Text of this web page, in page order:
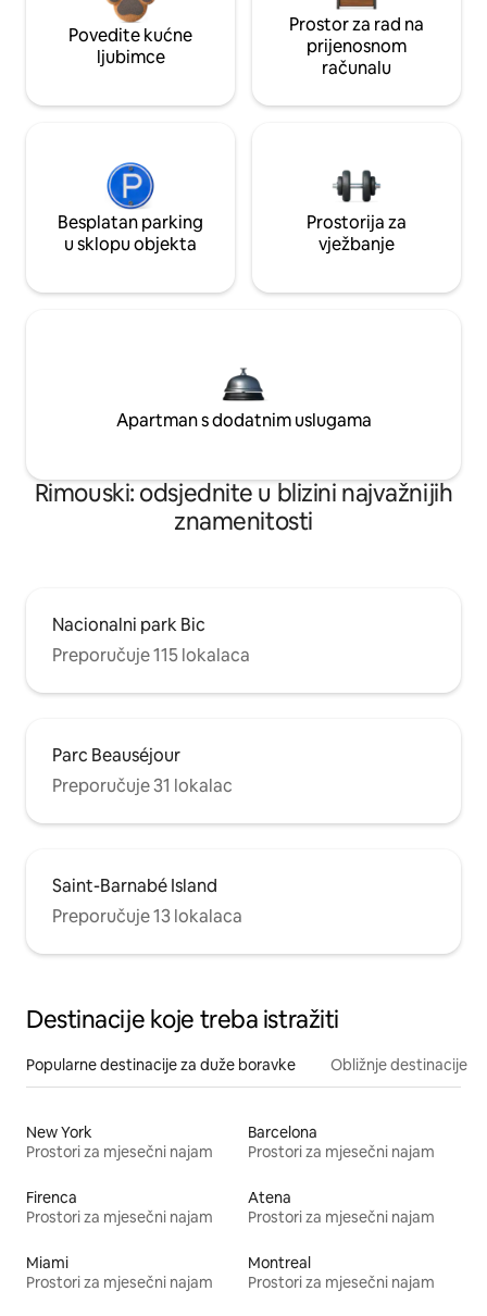
Povedite kućne
ljubimce
Prostor za rad na
prijenosnom
računalu
Besplatan parking
u sklopu objekta
Prostorija za
vježbanje
Apartman s dodatnim uslugama
Rimouski: odsjednite u blizini najvažnijih
znamenitosti
Nacionalni park Bic
Preporučuje 115 lokalaca
Parc Beauséjour
Preporučuje 31 lokalac
Saint-Barnabé Island
Preporučuje 13 lokalaca
Destinacije koje treba istražiti
Popularne destinacije za duže boravke Obližnje destinacije
New York
Prostori za mjesečni najam
Barcelona
Prostori za mjesečni najam
Firenca
Prostori za mjesečni najam
Atena
Prostori za mjesečni najam
Miami
Prostori za mjesečni najam
Montreal
Prostori za mjesečni najam